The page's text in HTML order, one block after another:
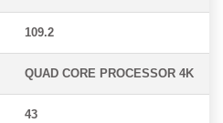
109.2
QUAD CORE PROCESSOR 4K
43